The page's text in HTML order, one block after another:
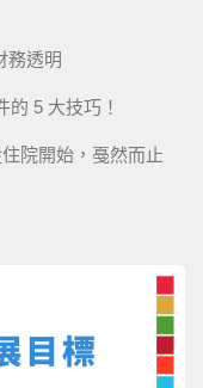
務透明
5 大技巧！
院開始，戞然而止